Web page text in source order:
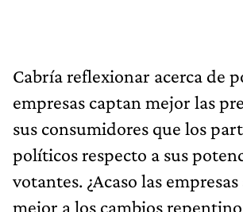
Cabría reflexionar acerca de
empresas captan mejor las
sus consumidores que los
políticos respecto a sus
votantes. ¿Acaso las
mejor a los cambios